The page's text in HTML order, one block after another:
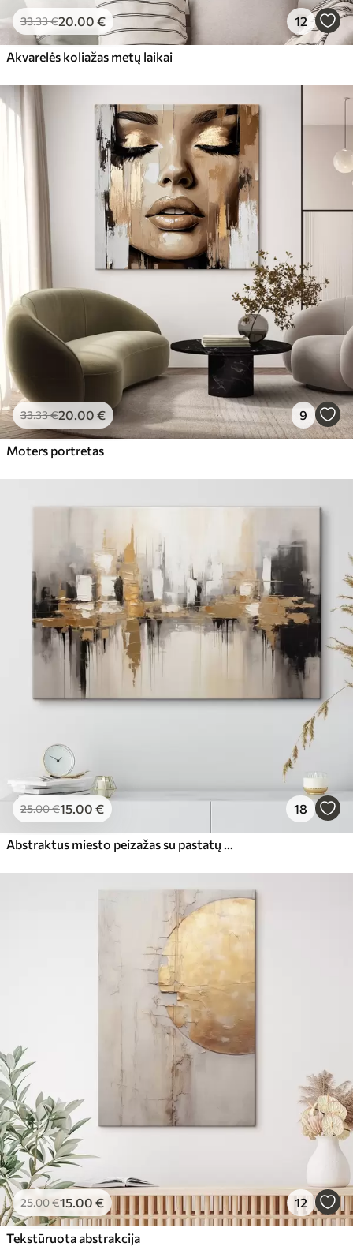
33.33€20.00 € 12
Akvarelės koliažas metų laikai
33.33€20.00 € 9
Moters portretas
25.00€15.00 € 18
Abstraktus miesto peizažas su pastatų atspindžiais vandenyje, sukurtas neutraliais tonais su šiltų atspalvių akcentais
25.00€15.00 € 12
Tekstūruota abstrakcija